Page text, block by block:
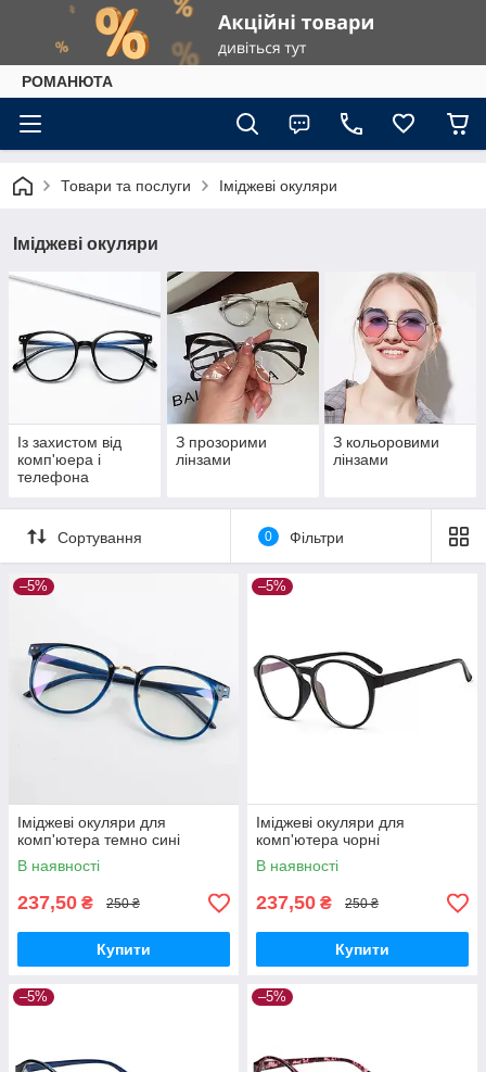
РОМАНЮТА
Товари та послуги Іміджеві окуляри
Іміджеві окуляри
Із захистом від
комп'юера і
телефона
З прозорими
лінзами
З кольоровими
лінзами
Сортування 0 Фільтри
–5%
Іміджеві окуляри для
комп'ютера темно сині
В наявності
237,50 ₴ 250 ₴
Купити
–5%
Іміджеві окуляри для
комп'ютера чорні
В наявності
237,50 ₴ 250 ₴
Купити
–5% –5%